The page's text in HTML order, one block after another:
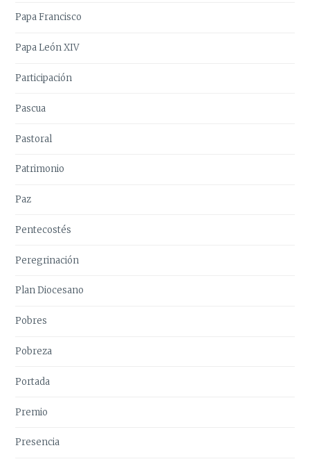
Papa Francisco
Papa León XIV
Participación
Pascua
Pastoral
Patrimonio
Paz
Pentecostés
Peregrinación
Plan Diocesano
Pobres
Pobreza
Portada
Premio
Presencia